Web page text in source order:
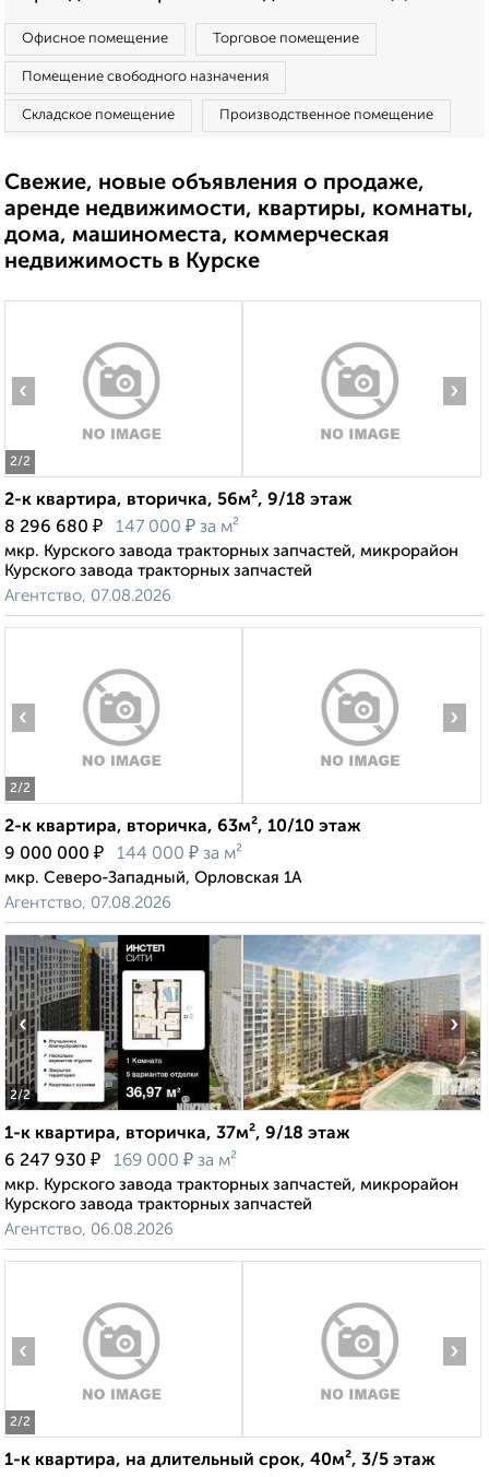
Офисное помещение Торговое помещение
Помещение свободного назначения
Складское помещение Производственное помещение
Свежие, новые объявления о продаже,
аренде недвижимости, квартиры, комнаты,
дома, машиноместа, коммерческая
недвижимость в Курске
2/2
‹ ›
2-к квартира, вторичка, 56м², 9/18 этаж
8 296 680 ₽ 147 000 ₽ за м²
мкр. Курского завода тракторных запчастей, микрорайон
Курского завода тракторных запчастей
Агентство, 07.08.2026
2/2
‹ ›
2-к квартира, вторичка, 63м², 10/10 этаж
9 000 000 ₽ 144 000 ₽ за м²
мкр. Северо-Западный, Орловская 1А
Агентство, 07.08.2026
2/2
‹ ›
1-к квартира, вторичка, 37м², 9/18 этаж
6 247 930 ₽ 169 000 ₽ за м²
мкр. Курского завода тракторных запчастей, микрорайон
Курского завода тракторных запчастей
Агентство, 06.08.2026
2/2
‹ ›
1-к квартира, на длительный срок, 40м², 3/5 этаж